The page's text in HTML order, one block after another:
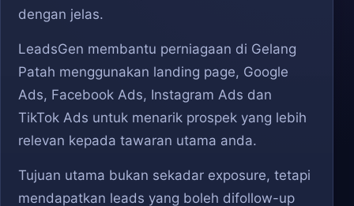
dengan jelas.
LeadsGen membantu perniagaan di Gelang
Patah menggunakan landing page, Google
Ads, Facebook Ads, Instagram Ads dan
TikTok Ads untuk menarik prospek yang lebih
relevan kepada tawaran utama anda.
Tujuan utama bukan sekadar exposure, tetapi
mendapatkan leads yang boleh difollow-up